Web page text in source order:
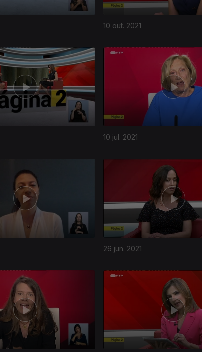
10 out. 2021
10 jul. 2021
26 jun. 2021